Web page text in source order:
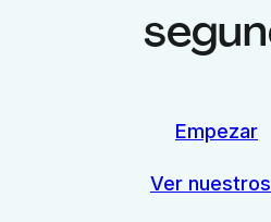
Empezar
Ver